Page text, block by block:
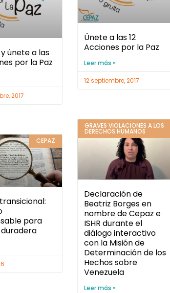
únete a las
por la Paz
2017
Únete a las 12
Acciones por la Paz
Leer más »
12 septiembre, 2017
CEPAZ
para
GRAVES VIOLACIONES A LOS
DERECHOS HUMANOS
Declaración de
Beatriz Borges en
nombre de Cepaz e
ISHR durante el
diálogo interactivo
con la Misión de
Determinación de los
Hechos sobre
Venezuela
Leer más »